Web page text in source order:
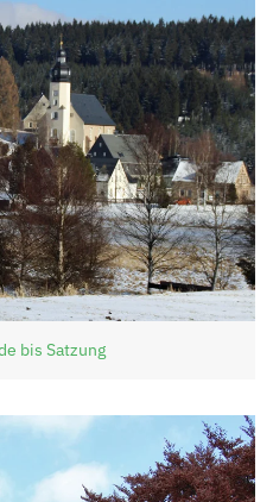
bis Satzung